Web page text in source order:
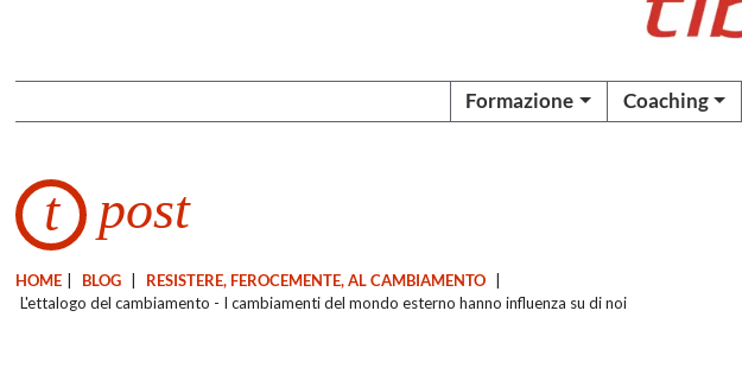
Formazione Coaching
t post
HOME BLOG RESISTERE, FEROCEMENTE, AL CAMBIAMENTO
L'ettalogo del cambiamento - I cambiamenti del mondo esterno hanno influenza su di noi